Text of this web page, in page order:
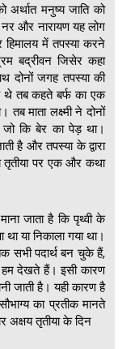
मनुष्य जाति को
नर और नारायण यह लोग
में तपस्या करने
बद्रीवन जिसेर कहा
दोनों जगह तपस्या की
थे तब कहते बर्फ का एक
माता लक्ष्मी ने दोनों
कि बेर का पेड़ था।
है और तपस्या के द्वारा
तृतीया पर एक और कथा
जाता है कि पृथ्वी के
या निकाला गया था।
सभी पदार्थ बन चुके हैं,
देखते हैं। इसी कारण
जाती है। यही कारण है
का प्रतीक मानते
अक्षय तृतीया के दिन